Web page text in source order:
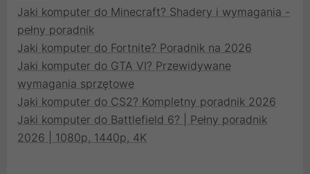
Jaki komputer do Minecraft? Shadery i wymagania -
pełny poradnik
Jaki komputer do Fortnite? Poradnik na 2026
Jaki komputer do GTA VI? Przewidywane
wymagania sprzętowe
Jaki komputer do CS2? Kompletny poradnik 2026
Jaki komputer do Battlefield 6? | Pełny poradnik
2026 | 1080p, 1440p, 4K